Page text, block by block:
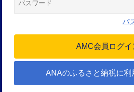
パ
ANAのふるさと納税に利